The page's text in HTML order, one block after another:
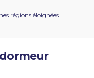
régions éloignées.